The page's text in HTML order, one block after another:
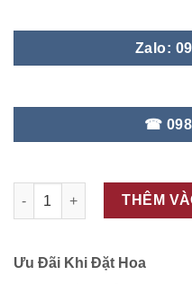
Zalo:
☎
ĐC - G45 số lượng
THÊM
Ưu Đãi Khi Đặt Hoa